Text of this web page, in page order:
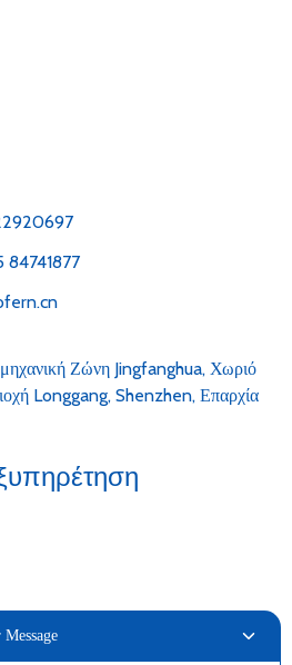
84741877
Ζώνη Jingfanghua, Χωριό
Longgang, Shenzhen, Επαρχία